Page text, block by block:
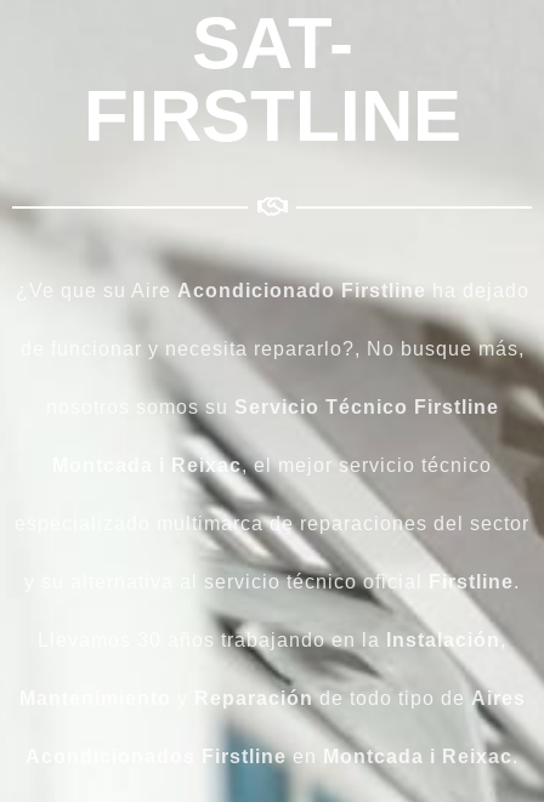
SAT-
FIRSTLINE
¿Ve que su AireAcondicionado Firstline ha dejado
de funcionar y necesita repararlo?, No busque más,
nosotros somos su Servicio Técnico Firstline
Montcada i Reixac, el mejor servicio técnico
especializado multimarca de reparaciones del sector
y su alternativa al servicio técnico oficial Firstline.
Llevamos 30 años trabajando en la Instalación,
Reparaciónde todo tipo de Aires
Firstlineen Montcada i Reixac.